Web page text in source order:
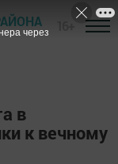
в
к вечному
через